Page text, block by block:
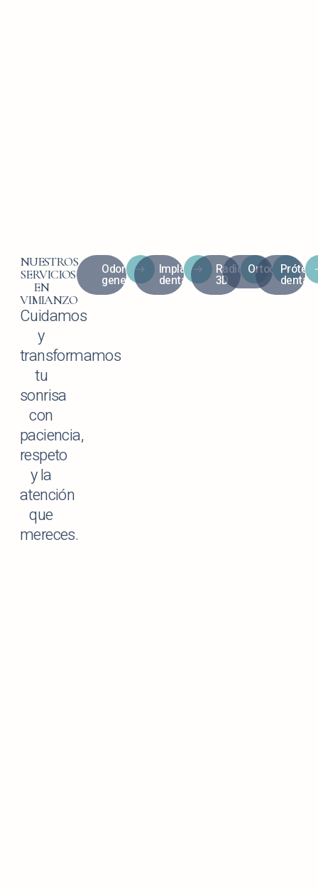
NUESTROS
SERVICIOS
EN
VIMIANZO
Cuidamos
y
transformamos
tu
sonrisa
con
paciencia,
respeto
y la
atención
que
mereces.
Odontología
general
Implantología
dental
Radiología
3D
Ortodoncia